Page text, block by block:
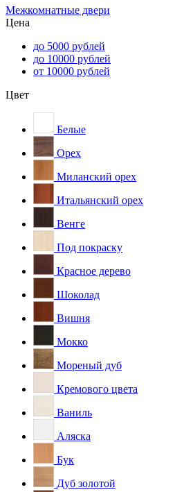
Межкомнатные двери
Цена
до 5000 рублей
до 10000 рублей
от 10000 рублей
Цвет
Белые
Орех
Миланский орех
Итальянский орех
Венге
Под покраску
Красное дерево
Шоколад
Вишня
Мокко
Мореный дуб
Кремового цвета
Ваниль
Аляска
Бук
Дуб золотой